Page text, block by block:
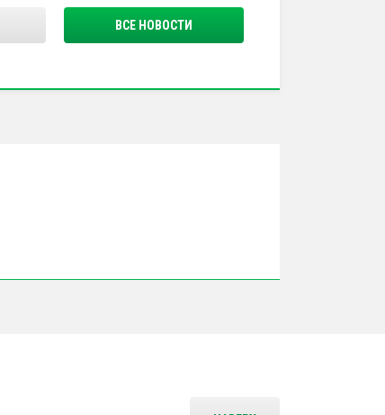
ВСЕ НОВОСТИ